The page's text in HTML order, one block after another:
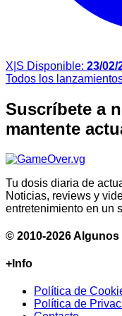
X|S Disponible: 23/02/
Todos los
Suscríbete a
mantente
Tu dosis diaria de
Noticias, reviews y
entretenimiento en un
© 2010-2026
+Info
Política de
Política de